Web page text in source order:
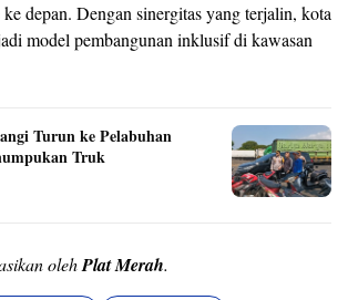
depan. Dengan sinergitas yang terjalin, kota
model pembangunan inklusif di kawasan
Turun ke Pelabuhan
Truk
olehPlat Merah.